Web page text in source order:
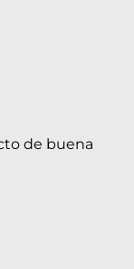
de buena